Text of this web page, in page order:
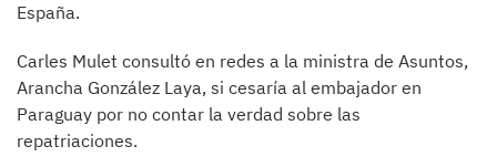
España.
Carles Mulet consultó en redes a la ministra de Asuntos,
Arancha González Laya, si cesaría al embajador en
Paraguay por no contar la verdad sobre las
repatriaciones.